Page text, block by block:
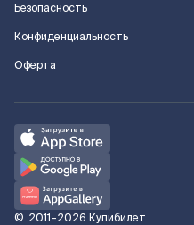
Безопасность
Конфиденциальность
Оферта
© 2011–2026 Купибилет